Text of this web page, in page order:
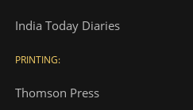
India Today Diaries
PRINTING:
Thomson Press